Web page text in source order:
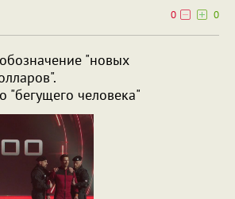
0
0
"новых
"бегущего человека"